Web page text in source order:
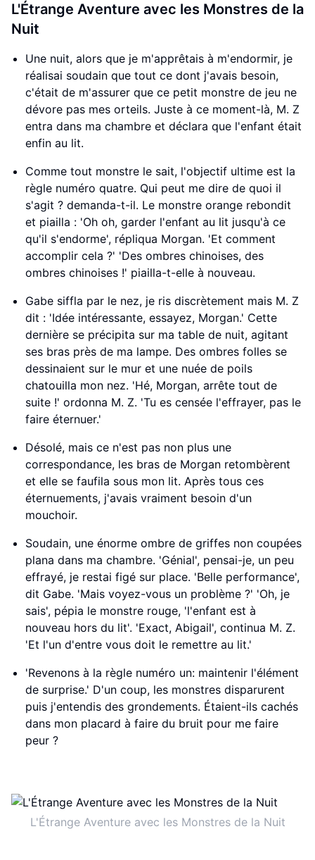
L'Étrange Aventure avec les Monstres de la
Nuit
Une nuit, alors que je m'apprêtais à m'endormir, je
réalisai soudain que tout ce dont j'avais besoin,
c'était de m'assurer que ce petit monstre de jeu ne
dévore pas mes orteils. Juste à ce moment-là, M. Z
entra dans ma chambre et déclara que l'enfant était
enfin au lit.
Comme tout monstre le sait, l'objectif ultime est la
règle numéro quatre. Qui peut me dire de quoi il
s'agit ? demanda-t-il. Le monstre orange rebondit
et piailla : 'Oh oh, garder l'enfant au lit jusqu'à ce
qu'il s'endorme', répliqua Morgan. 'Et comment
accomplir cela ?' 'Des ombres chinoises, des
ombres chinoises !' piailla-t-elle à nouveau.
Gabe siffla par le nez, je ris discrètement mais M. Z
dit : 'Idée intéressante, essayez, Morgan.' Cette
dernière se précipita sur ma table de nuit, agitant
ses bras près de ma lampe. Des ombres folles se
dessinaient sur le mur et une nuée de poils
chatouilla mon nez. 'Hé, Morgan, arrête tout de
suite !' ordonna M. Z. 'Tu es censée l'effrayer, pas le
faire éternuer.'
Désolé, mais ce n'est pas non plus une
correspondance, les bras de Morgan retombèrent
et elle se faufila sous mon lit. Après tous ces
éternuements, j'avais vraiment besoin d'un
mouchoir.
Soudain, une énorme ombre de griffes non coupées
plana dans ma chambre. 'Génial', pensai-je, un peu
effrayé, je restai figé sur place. 'Belle performance',
dit Gabe. 'Mais voyez-vous un problème ?' 'Oh, je
sais', pépia le monstre rouge, 'l'enfant est à
nouveau hors du lit'. 'Exact, Abigail', continua M. Z.
'Et l'un d'entre vous doit le remettre au lit.'
'Revenons à la règle numéro un: maintenir l'élément
de surprise.' D'un coup, les monstres disparurent
puis j'entendis des grondements. Étaient-ils cachés
dans mon placard à faire du bruit pour me faire
peur ?
L'Étrange Aventure avec les Monstres de la Nuit